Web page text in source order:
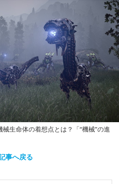
生命体の着想点とは？「“機械”の進
事へ戻る